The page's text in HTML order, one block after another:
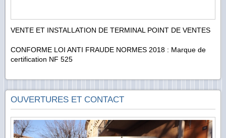
VENTE ET INSTALLATION DE TERMINAL POINT DE VENTES
CONFORME LOI ANTI FRAUDE NORMES 2018 : Marque de
certification NF 525
OUVERTURES ET CONTACT